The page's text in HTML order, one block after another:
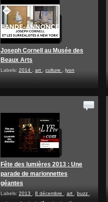
Joseph Cornell au Musée des
Beaux Arts
Labels: 2014 , art , culture , lyon
Fête des lumières 2013 : Une
parade de marionnettes
géantes
Labels: 2013 , 8 décembre , art , buzz ,